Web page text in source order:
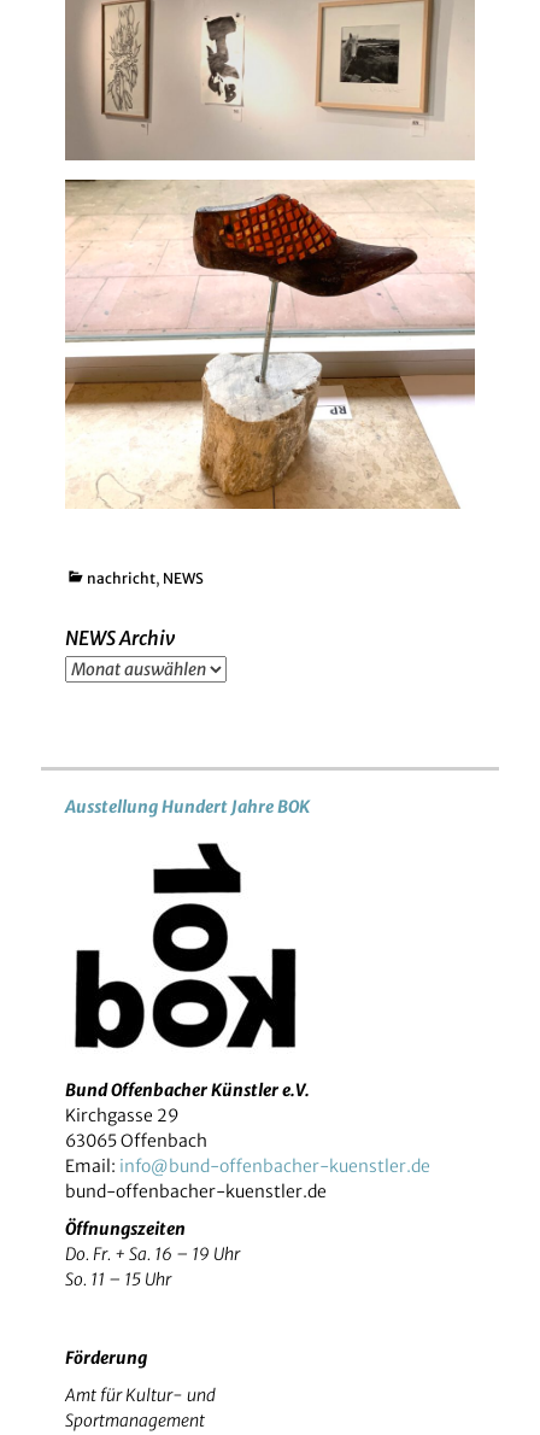
Kategorien
nachricht, NEWS
NEWS Archiv
NEWS
Ausstellung Hundert Jahre BOK
Bund Offenbacher Künstler e.V.
Kirchgasse 29
63065 Offenbach
Email: info@bund-offenbacher-kuenstler.de
bund-offenbacher-kuenstler.de
Öffnungszeiten
Do. Fr. + Sa. 16 – 19 Uhr
So. 11 – 15 Uhr
Förderung
Amt für Kultur- und
Sportmanagement